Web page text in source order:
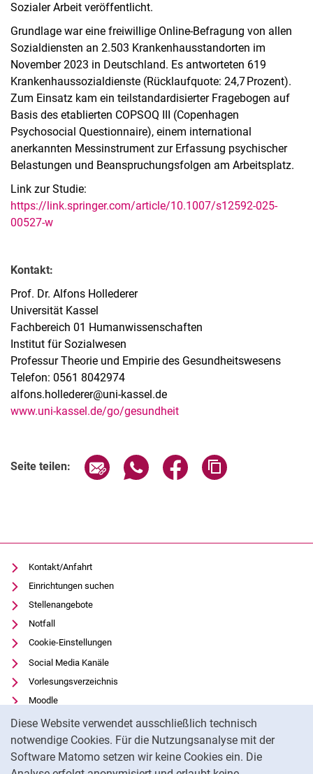
Diese Website verwendet ausschließlich technisch
notwendige Cookies. Für die Nutzungsanalyse mit der
Software Matomo setzen wir keine Cookies ein. Die
Sozialer Arbeit veröffentlicht.
Grundlage war eine freiwillige Online-Befragung von allen
Sozialdiensten an 2.503 Krankenhausstandorten im
November 2023 in Deutschland. Es antworteten 619
Krankenhaussozialdienste (Rücklaufquote: 24,7 Prozent).
Zum Einsatz kam ein teilstandardisierter Fragebogen auf
Basis des etablierten COPSOQ III (Copenhagen
Psychosocial Questionnaire), einem international
anerkannten Messinstrument zur Erfassung psychischer
Belastungen und Beanspruchungsfolgen am Arbeitsplatz.
Link zur Studie:
https://link.springer.com/article/10.1007/s12592-025-
00527-w
Kontakt:
Prof. Dr. Alfons Hollederer
Universität Kassel
Fachbereich 01 Humanwissenschaften
Institut für Sozialwesen
Professur Theorie und Empirie des Gesundheitswesens
Telefon: 0561 8042974
alfons.hollederer@uni-kassel.de
www.uni-kassel.de/go/gesundheit
Seite teilen: Seite über E-Mail teilen
Seite über WhatsApp teilen
Seite über Facebook
Kontakt/Anfahrt
Einrichtungen suchen
Stellenangebote
Notfall
Cookie-Einstellungen
Social Media Kanäle
Vorlesungsverzeichnis
Moodle
Panopto
Universitätsbibliothek
Datenschutz